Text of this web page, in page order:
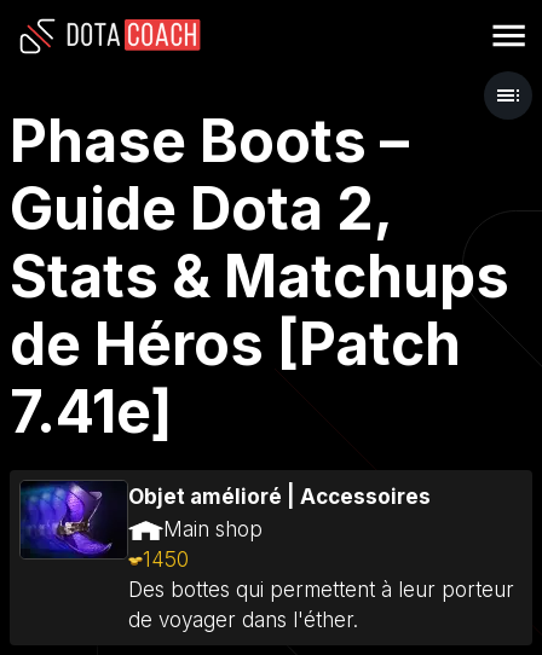
Phase Boots –
Guide Dota 2,
Stats & Matchups
de Héros [Patch
7.41e]
Objet amélioré
Accessoires
Main shop
1450
Des bottes qui permettent à leur porteur
de voyager dans l'éther.